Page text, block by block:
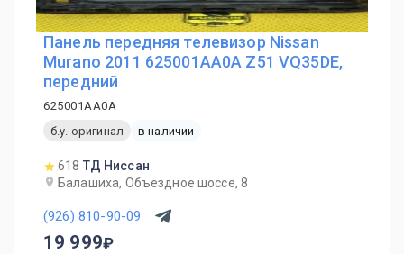
Панель передняя телевизор Nissan
Murano 2011 625001AA0A Z51 VQ35DE,
передний
625001AA0A
б.у. оригинал
в наличии
618 ТД Ниссан
Балашиха, Объездное шоссе, 8
(926) 810-90-09
19 999